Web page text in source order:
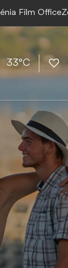
Film Office
33°C